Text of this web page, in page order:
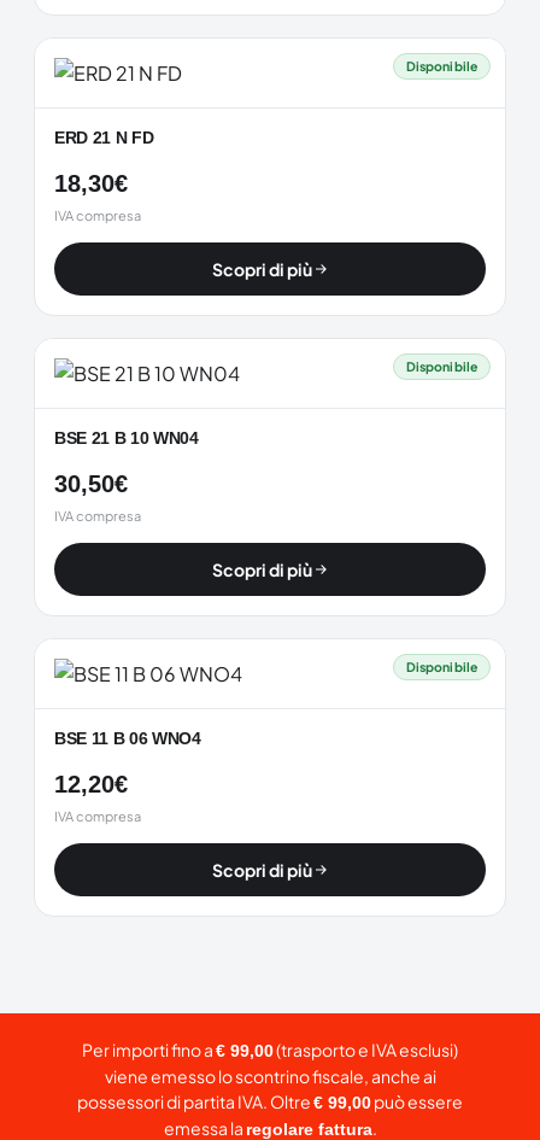
Disponibile
ERD 21 N FD
18,30€
IVA compresa
Scopri di più
Disponibile
BSE 21 B 10 WN04
30,50€
IVA compresa
Scopri di più
Disponibile
BSE 11 B 06 WNO4
12,20€
IVA compresa
Scopri di più
Per importi fino a€ 99,00(trasporto e IVA esclusi)
viene emesso lo scontrino fiscale, anche ai
possessori di partita IVA. Oltre€ 99,00può essere
emessa la regolare fattura.